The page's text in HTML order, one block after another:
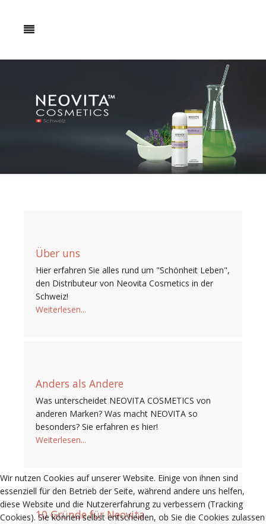
Über uns
Hier erfahren Sie alles rund um "Schönheit Leben",
den Distributeur von Neovita Cosmetics in der
Schweiz!
Weiterlesen...
Anders als Andere
Was unterscheidet NEOVITA COSMETICS von
anderen Marken? Was macht NEOVITA so
besonders? Sie erfahren es hier!
Weiterlesen...
10 Gründe für Neovita
Wir nutzen Cookies auf unserer Website. Einige von ihnen sind
essenziell für den Betrieb der Seite, während andere uns helfen,
diese Website und die Nutzererfahrung zu verbessern (Tracking
Cookies). Sie können selbst entscheiden, ob Sie die Cookies zulassen